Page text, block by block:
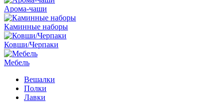
Арома-чаши
Каминные наборы
Ковши/Черпаки
Мебель
Вешалки
Полки
Лавки